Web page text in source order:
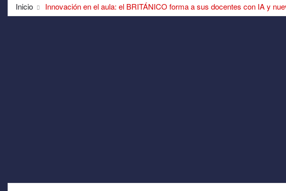
Inicio Innovación en el aula: el BRITÁNICO forma a sus docentes con IA y